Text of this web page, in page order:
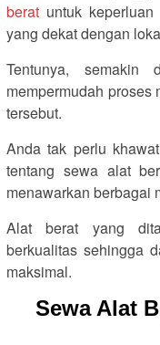
berat untuk
yang dekat dengan
Tentunya,
mempermudah
tersebut.
Anda tak perlu
tentang sewa alat
menawarkan berbagai
Alat berat yang
berkualitas sehingga
maksimal.
Sewa Alat